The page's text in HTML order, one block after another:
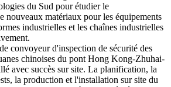
du Sud pour étudier le
nouveaux matériaux pour les équipements
industrielles et les chaînes industrielles
convoyeur d'inspection de sécurité des
chinoises du pont Hong Kong-Zhuhai-
avec succès sur site. La planification, la
la production et l'installation sur site du